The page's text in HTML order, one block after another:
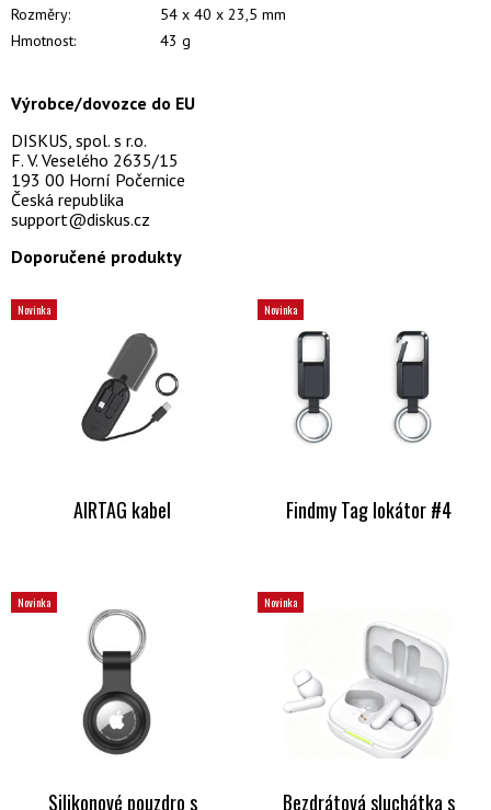
Rozměry:
54 x 40 x 23,5 mm
Hmotnost:
43 g
Výrobce/dovozce do EU
DISKUS, spol. s r.o.
F. V. Veselého 2635/15
193 00 Horní Počernice
Česká republika
support@diskus.cz
Doporučené produkty
Novinka
AIRTAG kabel
Novinka
Findmy Tag lokátor #4
Novinka
Silikonové pouzdro s
Novinka
Bezdrátová sluchátka s